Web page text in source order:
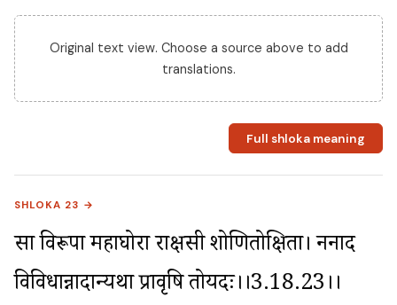
Original text view. Choose a source above to add
translations.
Full shloka meaning
SHLOKA 23 →
सा विरूपा महाघोरा राक्षसी शोणितोक्षिता। ननाद
विविधान्नादान्यथा प्रावृषि तोयदः।।3.18.23।।